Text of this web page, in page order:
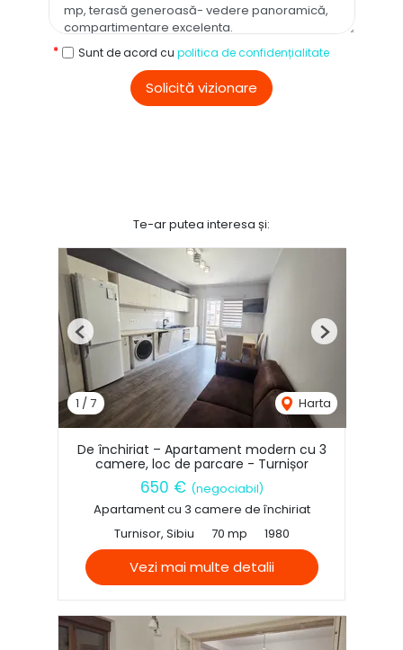
Sunt de acord cu politica de confidențialitate
Solicită vizionare
Te-ar putea interesa și:
1 / 7 Harta
Previous Next
De închiriat – Apartament modern cu 3
camere, loc de parcare - Turnișor
650 € (negociabil)
Apartament cu 3 camere de închiriat
Turnisor, Sibiu
70 mp 1980
Vezi mai multe detalii